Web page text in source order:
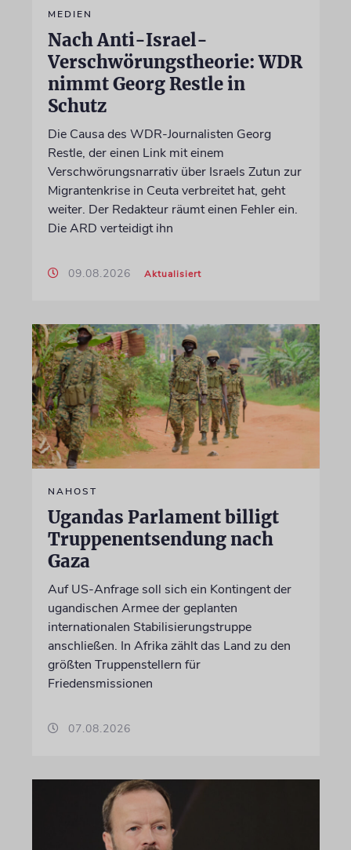
MEDIEN
Nach Anti-Israel-
Verschwörungstheorie: WDR
nimmt Georg Restle in
Schutz
Die Causa des WDR-Journalisten Georg
Restle, der einen Link mit einem
Verschwörungsnarrativ über Israels Zutun zur
Migrantenkrise in Ceuta verbreitet hat, geht
weiter. Der Redakteur räumt einen Fehler ein.
Die ARD verteidigt ihn
09.08.2026 Aktualisiert
NAHOST
Ugandas Parlament billigt
Truppenentsendung nach
Gaza
Auf US-Anfrage soll sich ein Kontingent der
ugandischen Armee der geplanten
internationalen Stabilisierungstruppe
anschließen. In Afrika zählt das Land zu den
größten Truppenstellern für
Friedensmissionen
07.08.2026